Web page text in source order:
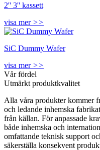
2'' 3'' kassett
visa mer >>
SiC Dummy Wafer
visa mer >>
Vår fördel
Utmärkt produktkvalitet
Alla våra produkter kommer
och ledande inhemska
från källan. För anpassade
både inhemska och
omfattande teknisk support
säkerställa konsekvent